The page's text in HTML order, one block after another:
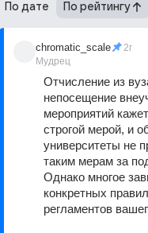
По дате По рейтингу
chromatic_scale
Мудрец
2г
Отчисление из
непосещение
мероприятий
строгой мерой, и
университеты не
таким мерам за
Однако многое
конкретных
регламентов